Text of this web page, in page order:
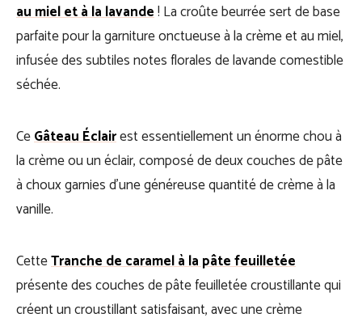
au miel et à la lavande! La croûte beurrée sert de base
parfaite pour la garniture onctueuse à la crème et au miel,
infusée des subtiles notes florales de lavande comestible
séchée.
CeGâteau Éclairest essentiellement un énorme chou à
la crème ou un éclair, composé de deux couches de pâte
à choux garnies d’une généreuse quantité de crème à la
vanille.
CetteTranche de caramel à la pâte feuilletée
présente des couches de pâte feuilletée croustillante qui
créent un croustillant satisfaisant, avec une crème